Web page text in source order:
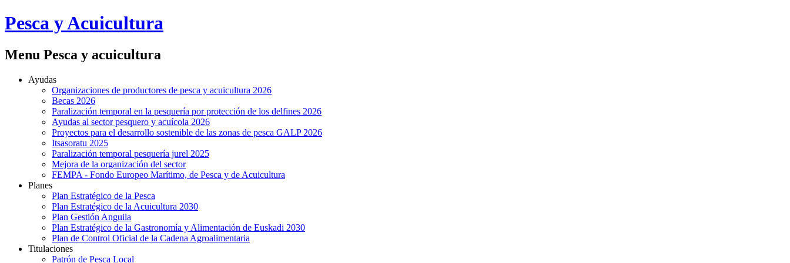
Pesca y Acuicultura
Menu Pesca y acuicultura
Ayudas
Organizaciones de productores de pesca y acuicultura 2026
Becas 2026
Paralización temporal en la pesquería por protección de los delfines 2026
Ayudas al sector pesquero y acuícola 2026
Proyectos para el desarrollo sostenible de las zonas de pesca GALP 2026
Itsasoratu 2025
Paralización temporal pesquería jurel 2025
Mejora de la organización del sector
FEMPA - Fondo Europeo Marítimo, de Pesca y de Acuicultura
Planes
Plan Estratégico de la Pesca
Plan Estratégico de la Acuicultura 2030
Plan Gestión Anguila
Plan Estratégico de la Gastronomía y Alimentación de Euskadi 2030
Plan de Control Oficial de la Cadena Agroalimentaria
Titulaciones
Patrón de Pesca Local